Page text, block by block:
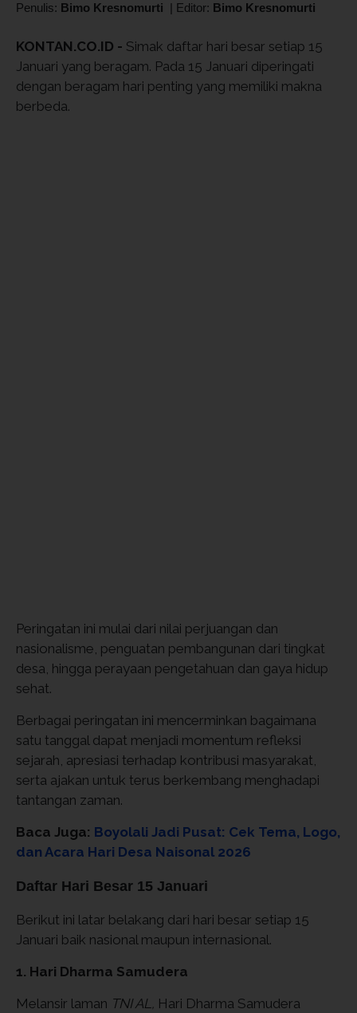
Penulis: Bimo Kresnomurti | Editor: Bimo Kresnomurti
KONTAN.CO.ID - Simak daftar hari besar setiap 15
Januari yang beragam. Pada 15 Januari diperingati
dengan beragam hari penting yang memiliki makna
berbeda.
Peringatan ini mulai dari nilai perjuangan dan
nasionalisme, penguatan pembangunan dari tingkat
desa, hingga perayaan pengetahuan dan gaya hidup
sehat.
Berbagai peringatan ini mencerminkan bagaimana
satu tanggal dapat menjadi momentum refleksi
sejarah, apresiasi terhadap kontribusi masyarakat,
serta ajakan untuk terus berkembang menghadapi
tantangan zaman.
Baca Juga: Boyolali Jadi Pusat: Cek Tema, Logo,
dan Acara Hari Desa Naisonal 2026
Daftar Hari Besar 15 Januari
Berikut ini latar belakang dari hari besar setiap 15
Januari baik nasional maupun internasional.
1. Hari Dharma Samudera
Melansir laman TNI AL, Hari Dharma Samudera